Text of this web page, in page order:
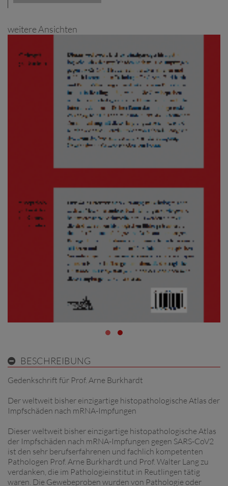
weitere Ansichten
BESCHREIBUNG
Gedenkschrift für Prof. Arne Burkhardt
Der weltweit bisher einzigartige histopatho­logische Atlas der
Impfschäden nach mRNA-­Impfungen
Dieser weltweit bisher einzigartige histopatho­logische Atlas
der Impfschäden nach mRNA­-Impfungen gegen SARS­-CoV­2
ist den sehr berufserfahrenen und fachlich kompetenten
Pathologen Prof. Arne Burkhardt und Prof. Walter Lang zu
verdanken, die im Pathologie­institut in Reutlingen tätig
waren. Die Gewebeproben wurden von Pathologie­ oder